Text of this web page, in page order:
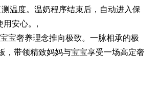
温度。温奶程序结束后，自动进入保
安心。 ,
宝奢养理念推向极致。一脉相承的极
，带领精致妈妈与宝宝享受一场高定奢